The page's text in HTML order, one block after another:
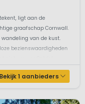
ligt aan de
graafschap Cornwall.
wandeling van de kust.
bezienswaardigheden
Bekijk 1 aanbieders